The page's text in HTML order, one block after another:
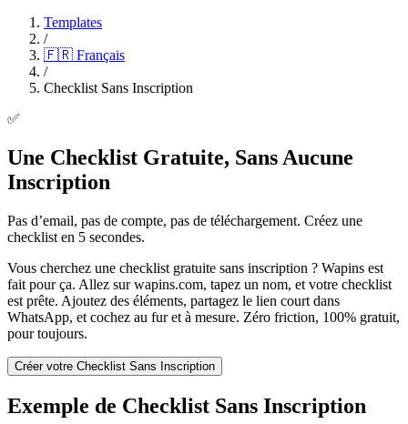
Templates
/
🇫🇷 Français
/
Checklist Sans Inscription
✅
Une Checklist Gratuite, Sans Aucune
Inscription
Pas d’email, pas de compte, pas de téléchargement. Créez une
checklist en 5 secondes.
Vous cherchez une checklist gratuite sans inscription ? Wapins est
fait pour ça. Allez sur wapins.com, tapez un nom, et votre checklist
est prête. Ajoutez des éléments, partagez le lien court dans
WhatsApp, et cochez au fur et à mesure. Zéro friction, 100% gratuit,
pour toujours.
Créer votre Checklist Sans Inscription
Exemple de Checklist Sans Inscription